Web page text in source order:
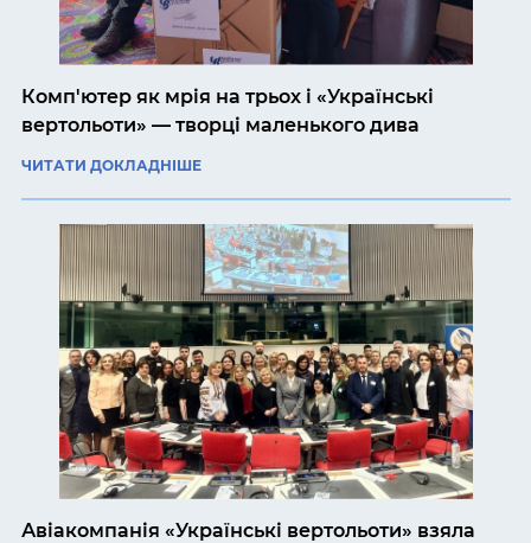
Комп'ютер як мрія на трьох і «Українські
вертольоти» — творці маленького дива
ЧИТАТИ ДОКЛАДНІШЕ
Авіакомпанія «Українські вертольоти» взяла